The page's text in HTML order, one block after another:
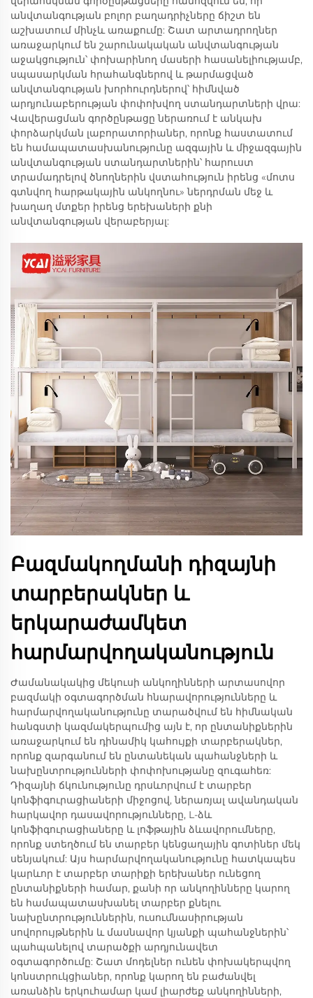
անվտանգության բոլոր բաղադրիչները ճիշտ են
աշխատում մինչև առաքումը: Շատ արտադրողներ
առաջարկում են շարունակական անվտանգության
աջակցություն՝ փոխարինող մասերի հասանելիությամբ,
սպասարկման հրահանգներով և թարմացված
անվտանգության խորհուրդներով՝ հիմնված
արդյունաբերության փոփոխվող ստանդարտների վրա:
Վավերացման գործընթացը ներառում է անկախ
փորձարկման լաբորատորիաներ, որոնք հաստատում
են համապատասխանությունը ազգային և միջազգային
անվտանգության ստանդարտներին՝ հարուստ
տրամադրելով ծնողներին վստահություն իրենց «մոտս
գտնվող հարթակային անկողնու» ներդրման մեջ և
խաղաղ մտքեր իրենց երեխաների քնի
անվտանգության վերաբերյալ:
Բազմակողմանի դիզայնի
տարբերակներ և
երկարաժամկետ
հարմարվողականություն
Ժամանակակից մեկուսի անկողինների արտասովոր
բազմակի օգտագործման հնարավորությունները և
հարմարվողականությունը տարածվում են հիմնական
հանգստի կազմակերպումից այն է, որ ընտանիքներին
առաջարկում են դինամիկ կահույքի տարբերակներ,
որոնք զարգանում են ընտանեկան պահանջների և
նախընտրությունների փոփոխությանը զուգահեռ:
Դիզայնի ճկունությունը դրսևորվում է տարբեր
կոնֆիգուրացիաների միջոցով, ներառյալ ավանդական
հարկավոր դասավորությունները, L-ձև
կոնֆիգուրացիաները և լոֆթային ձևավորումները,
որոնք ստեղծում են տարբեր կենցաղային գոտիներ մեկ
սենյակում: Այս հարմարվողականությունը հատկապես
կարևոր է տարբեր տարիքի երեխաներ ունեցող
ընտանիքների համար, քանի որ անկողինները կարող
են համապատասխանել տարբեր քնելու
նախընտրություններին, ուսումնասիրության
սովորույթներին և մասնավոր կյանքի պահանջներին՝
պահպանելով տարածքի արդյունավետ
օգտագործումը: Շատ մոդելներ ունեն փոխակերպվող
կոնստրուկցիաներ, որոնք կարող են բաժանվել
առանձին երկուհամար կամ լիարժեք անկողինների,